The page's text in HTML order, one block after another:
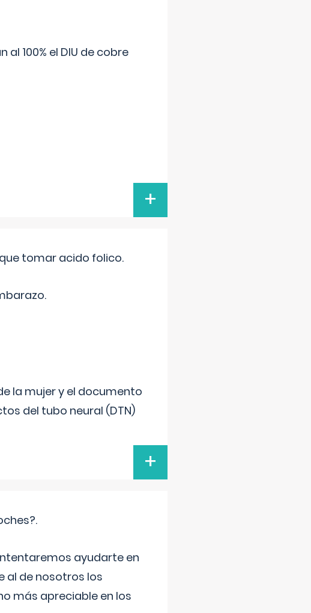
100% el DIU de cobre
+
tomar acido folico.
la mujer y el documento
del tubo neural (DTN)
+
ayudarte en
al de nosotros los
más apreciable en los